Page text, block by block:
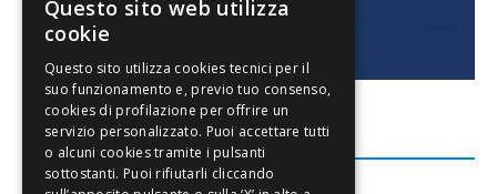
FACEBOOK
Questo sito web utilizza
cookie